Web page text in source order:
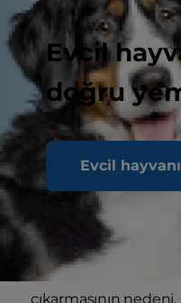
Evcil
doğru
Evcil
Köpeklerin gaz
milyonlarca şaka var
bir evcil hayvanınız
yaşamınız için çok
durumlarda,
çıkarmasının